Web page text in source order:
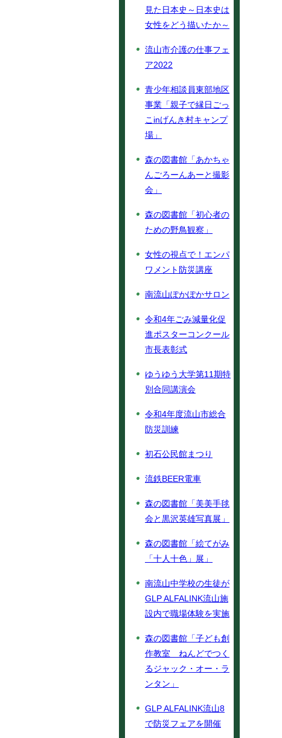
見た日本史～日本史は
女性をどう描いたか～
流山市介護の仕事フェ
ア2022
青少年相談員東部地区
事業「親子で縁日ごっ
こinげんき村キャンプ
場」
森の図書館「あかちゃ
んごろーんあーと撮影
会」
森の図書館「初心者の
ための野鳥観察」
女性の視点で！エンパ
ワメント防災講座
南流山ぽかぽかサロン
令和4年ごみ減量化促
進ポスターコンクール
市長表彰式
ゆうゆう大学第11期特
別合同講演会
令和4年度流山市総合
防災訓練
初石公民館まつり
流鉄BEER電車
森の図書館「美美手毬
会と黒沢英雄写真展」
森の図書館「絵てがみ
「十人十色」展」
南流山中学校の生徒が
GLP ALFALINK流山施
設内で職場体験を実施
森の図書館「子ども創
作教室 ねんどでつく
るジャック・オー・ラ
ンタン」
GLP ALFALINK流山8
で防災フェアを開催